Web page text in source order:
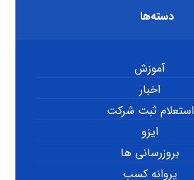
دسته‌ها
آموزش
اخبار
استعلام ثبت شرکت
ایزو
بروزرسانی ها
پروانه کسب